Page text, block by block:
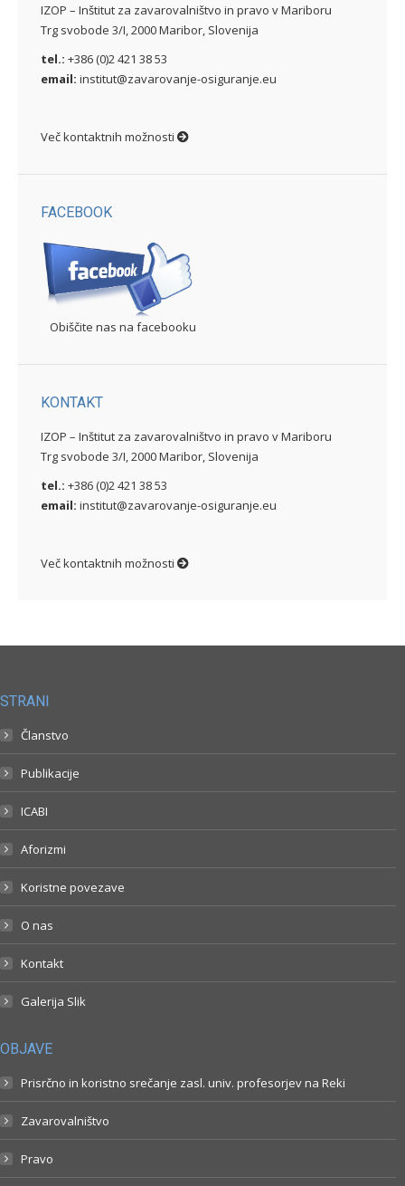
IZOP – Inštitut za zavarovalništvo in pravo v Mariboru
Trg svobode 3/I, 2000 Maribor, Slovenija
tel.: +386 (0)2 421 38 53
email: institut@zavarovanje-osiguranje.eu
Več kontaktnih možnosti
FACEBOOK
Obiščite nas na facebooku
KONTAKT
IZOP – Inštitut za zavarovalništvo in pravo v Mariboru
Trg svobode 3/I, 2000 Maribor, Slovenija
tel.: +386 (0)2 421 38 53
email: institut@zavarovanje-osiguranje.eu
Več kontaktnih možnosti
STRANI
Članstvo
Publikacije
ICABI
Aforizmi
Koristne povezave
O nas
Kontakt
Galerija Slik
OBJAVE
Prisrčno in koristno srečanje zasl. univ. profesorjev na Reki
Zavarovalništvo
Pravo